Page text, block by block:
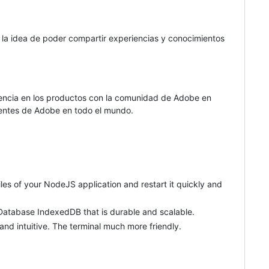
idea de poder compartir experiencias y conocimientos
en los productos con la comunidad de Adobe en
de Adobe en todo el mundo.
of your NodeJS application and restart it quickly and
IndexedDB that is durable and scalable.
intuitive. The terminal much more friendly.